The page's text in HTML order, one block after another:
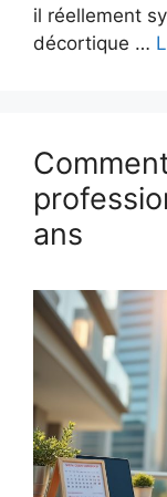
il réellement
décortique …
ans